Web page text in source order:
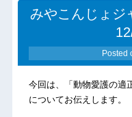
みやこんじょジ
Posted
今回は、「動物愛護の適
についてお伝えします。